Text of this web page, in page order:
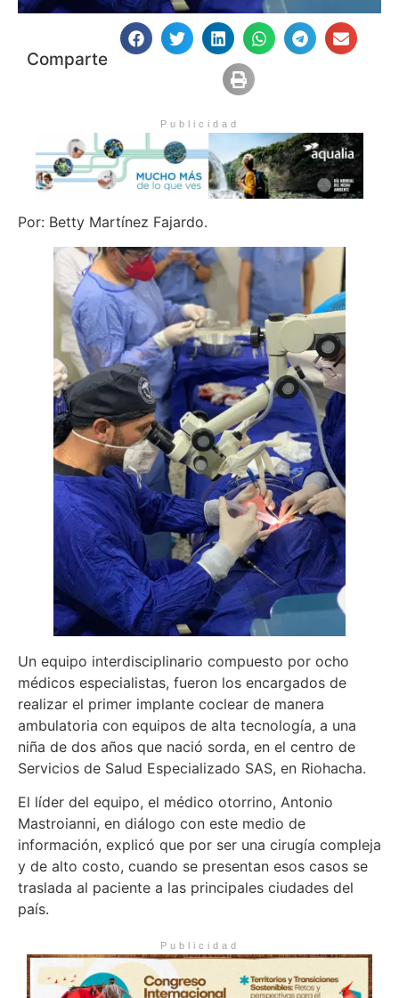
Comparte
Publicidad
Por: Betty Martínez Fajardo.
Un equipo interdisciplinario compuesto por ocho
médicos especialistas, fueron los encargados de
realizar el primer implante coclear de manera
ambulatoria con equipos de alta tecnología, a una
niña de dos años que nació sorda, en el centro de
Servicios de Salud Especializado SAS, en Riohacha.
El líder del equipo, el médico otorrino, Antonio
Mastroianni, en diálogo con este medio de
información, explicó que por ser una cirugía compleja
y de alto costo, cuando se presentan esos casos se
traslada al paciente a las principales ciudades del
país.
Publicidad